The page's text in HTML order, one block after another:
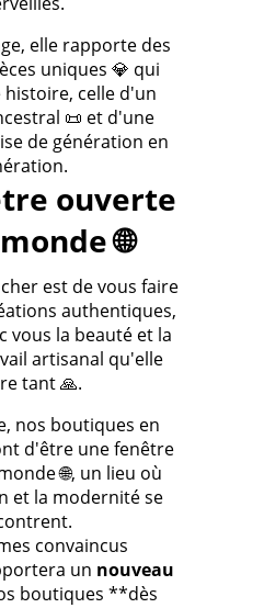
elle rapporte des
uniques 💎 qui
celle d'un
📜 et d'une
de génération en
ouverte
🌐
est de vous faire
authentiques,
vous la beauté et la
artisanal qu'elle
tant 🙏.
nos boutiques en
d'être une fenêtre
🌐, un lieu où
et la modernité se
convaincus
un nouveau
boutiques **dès